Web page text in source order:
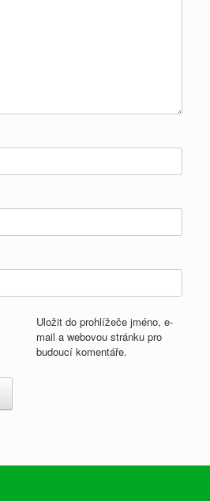
Uložit do prohlížeče jméno, e-
mail a webovou stránku pro
budoucí komentáře.